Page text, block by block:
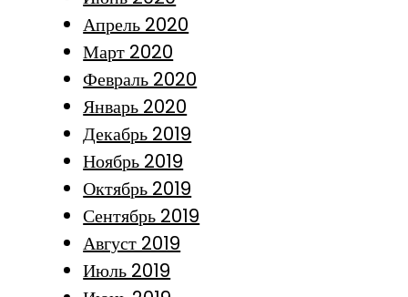
Апрель 2020
Март 2020
Февраль 2020
Январь 2020
Декабрь 2019
Ноябрь 2019
Октябрь 2019
Сентябрь 2019
Август 2019
Июль 2019